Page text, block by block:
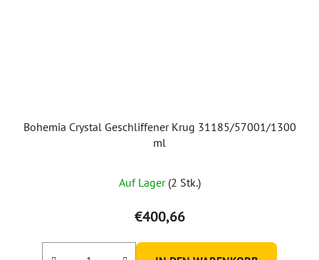
Bohemia Crystal Geschliffener Krug 31185/57001/1300
ml
Auf Lager (2 Stk.)
€400,66